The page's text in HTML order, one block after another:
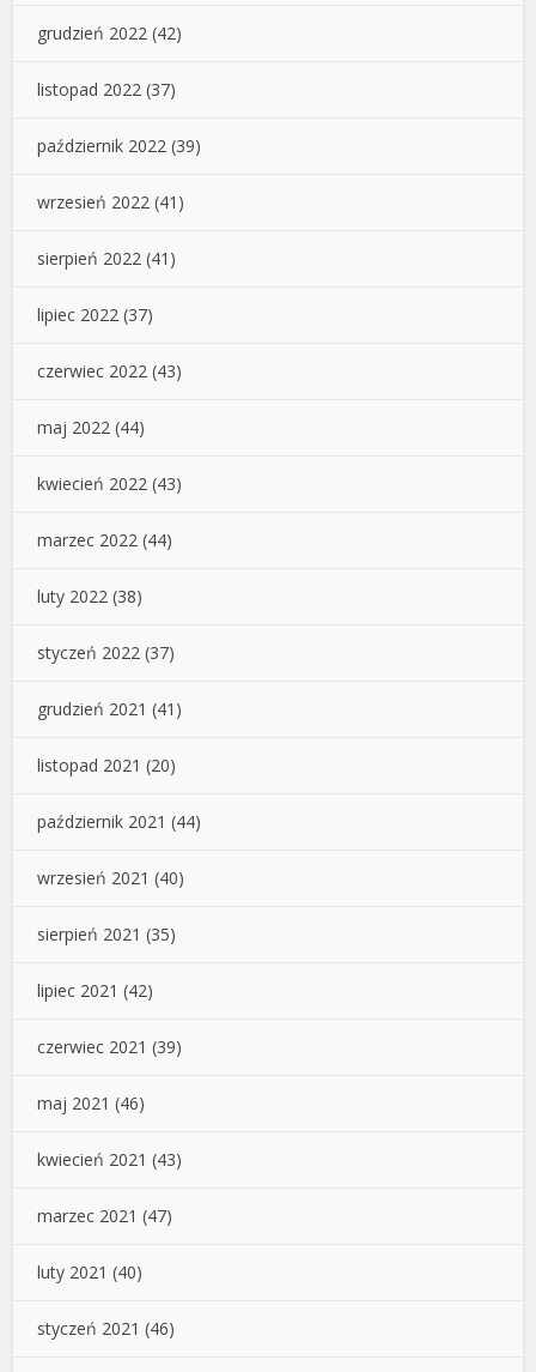
grudzień 2022 (42)
listopad 2022 (37)
październik 2022 (39)
wrzesień 2022 (41)
sierpień 2022 (41)
lipiec 2022 (37)
czerwiec 2022 (43)
maj 2022 (44)
kwiecień 2022 (43)
marzec 2022 (44)
luty 2022 (38)
styczeń 2022 (37)
grudzień 2021 (41)
listopad 2021 (20)
październik 2021 (44)
wrzesień 2021 (40)
sierpień 2021 (35)
lipiec 2021 (42)
czerwiec 2021 (39)
maj 2021 (46)
kwiecień 2021 (43)
marzec 2021 (47)
luty 2021 (40)
styczeń 2021 (46)